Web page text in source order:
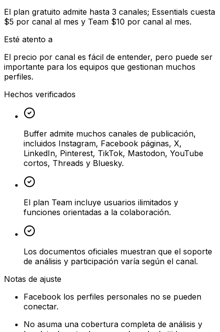
El plan gratuito admite hasta 3 canales; Essentials cuesta
$5 por canal al mes y Team $10 por canal al mes.
Esté atento a
El precio por canal es fácil de entender, pero puede ser
importante para los equipos que gestionan muchos
perfiles.
Hechos verificados
Buffer admite muchos canales de publicación,
incluidos Instagram, Facebook páginas, X,
LinkedIn, Pinterest, TikTok, Mastodon, YouTube
cortos, Threads y Bluesky.
El plan Team incluye usuarios ilimitados y
funciones orientadas a la colaboración.
Los documentos oficiales muestran que el soporte
de análisis y participación varía según el canal.
Notas de ajuste
Facebook los perfiles personales no se pueden
conectar.
No asuma una cobertura completa de análisis y